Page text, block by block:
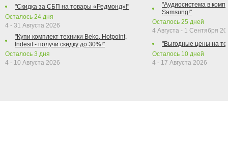
"Скидка за СБП на товары «Редмонд»!"
Осталось 24 дня
4 - 31 Августа 2026
"Купи комплект техники Beko, Hotpoint,
Indesit - получи скидку до 30%!"
Осталось 3 дня
4 - 10 Августа 2026
"Аудиосистема в
Samsung!"
Осталось 25 дней
4 Августа - 1 Сентября
"Выгодные цены на
Осталось 10 дней
4 - 17 Августа 2026